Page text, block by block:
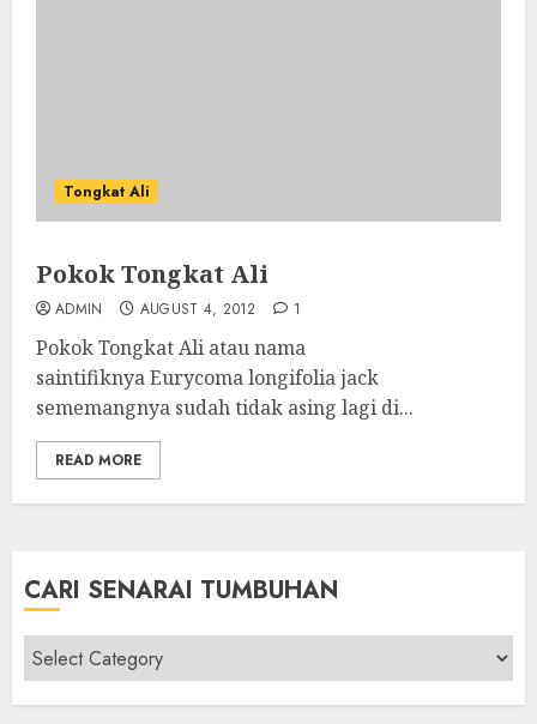
Tongkat Ali
Pokok Tongkat Ali
ADMIN AUGUST 4, 2012 1
Pokok Tongkat Ali atau nama
saintifiknya Eurycoma longifolia jack
sememangnya sudah tidak asing lagi di...
READ MORE
CARI SENARAI TUMBUHAN
Cari
Senarai
Tumbuhan